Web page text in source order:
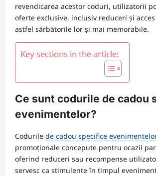
revendicarea acestor coduri, utilizatorii
oferte exclusive, inclusiv reduceri și
astfel sărbătorile lor și mai memorabile.
Key sections in the article:
Ce sunt codurile de cadou
evenimentelor?
Codurile de cadou specifice
promoționale concepute pentru ocazii
oferind reduceri sau recompense
servesc ca stimulente în timpul